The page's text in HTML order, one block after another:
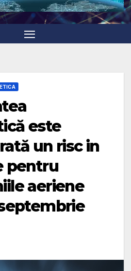
este
un risc in
pentru
aeriene